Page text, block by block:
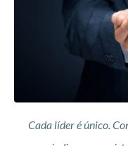
Cada líder é único.